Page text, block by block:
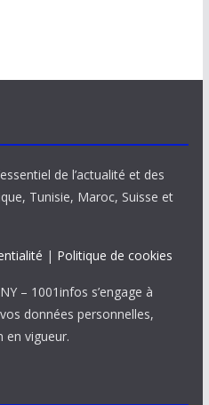
de l’actualité et des
Tunisie, Maroc, Suisse et
| Politique de cookies
– 1001infos s’engage à
données personnelles,
en vigueur.